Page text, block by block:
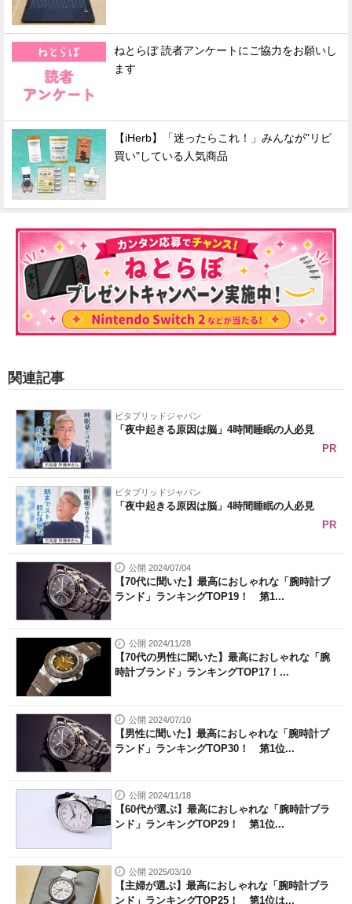
ねとらぼ 読者アンケートにご協力をお願いし
ます
【iHerb】「迷ったらこれ！」みんなが"リピ
買い"している人気商品
関連記事
ビタブリッドジャパン
「夜中起きる原因は脳」4時間睡眠の人必見
PR
ビタブリッドジャパン
「夜中起きる原因は脳」4時間睡眠の人必見
PR
公開 2024/07/04
【70代に聞いた】最高におしゃれな「腕時計ブ
ランド」ランキングTOP19！ 第1...
公開 2024/11/28
【70代の男性に聞いた】最高におしゃれな「腕
時計ブランド」ランキングTOP17！...
公開 2024/07/10
【男性に聞いた】最高におしゃれな「腕時計ブ
ランド」ランキングTOP30！ 第1位...
公開 2024/11/18
【60代が選ぶ】最高におしゃれな「腕時計ブラ
ンド」ランキングTOP29！ 第1位...
公開 2025/03/10
【主婦が選ぶ】最高におしゃれな「腕時計ブラ
ンド」ランキングTOP25！ 第1位は...